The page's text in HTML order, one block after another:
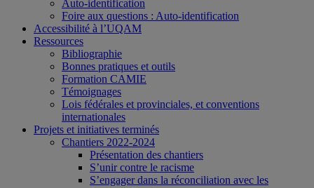
Auto-identification
Foire aux questions : Auto-identification
Accessibilité à l’UQAM
Ressources
Bibliographie
Bonnes pratiques et outils
Formation CAMIE
Témoignages
Lois fédérales et provinciales, et conventions
internationales
Projets et initiatives terminés
Chantiers 2022-2024
Présentation des chantiers
S’unir contre le racisme
S’engager dans la réconciliation avec les